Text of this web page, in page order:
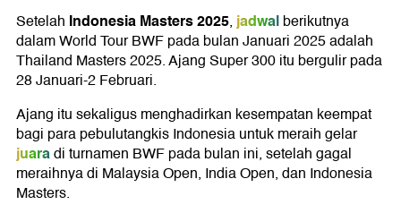
Setelah Indonesia Masters 2025,jadwalberikutnya
dalam World Tour BWF pada bulan Januari 2025 adalah
Thailand Masters 2025. Ajang Super 300 itu bergulir pada
28 Januari-2 Februari.
Ajang itu sekaligus menghadirkan kesempatan keempat
bagi para pebulutangkis Indonesia untuk meraih gelar
juaradi turnamen BWF pada bulan ini, setelah gagal
meraihnya di Malaysia Open, India Open, dan Indonesia
Masters.